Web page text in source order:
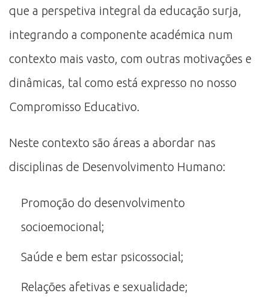
que a perspetiva integral da educação surja,
integrando a componente académica num
contexto mais vasto, com outras motivações e
dinâmicas, tal como está expresso no nosso
Compromisso Educativo.
Neste contexto são áreas a abordar nas
disciplinas de Desenvolvimento Humano:
Promoção do desenvolvimento
socioemocional;
Saúde e bem estar psicossocial;
Relações afetivas e sexualidade;